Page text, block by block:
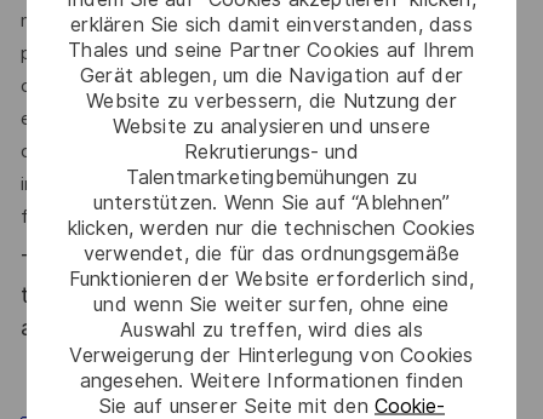
erklären Sie sich damit einverstanden, dass
Thales und seine Partner Cookies auf Ihrem
Gerät ablegen, um die Navigation auf der
Website zu verbessern, die Nutzung der
Website zu analysieren und unsere
Rekrutierungs- und
Talentmarketingbemühungen zu
unterstützen. Wenn Sie auf “Ablehnen”
klicken, werden nur die technischen Cookies
verwendet, die für das ordnungsgemäße
Funktionieren der Website erforderlich sind,
und wenn Sie weiter surfen, ohne eine
Auswahl zu treffen, wird dies als
Verweigerung der Hinterlegung von Cookies
angesehen. Weitere Informationen finden
Sie auf unserer Seite mit den Cookie-
navigation par satellite vous offrira l’opportunité de
participer activement à la conception de systèmes
complexes et stratégiques pour l’Europe, au sein d’un
environnement international et multiculturel. Vous
collaborerez avec de nombreux acteurs institutionnels et
industriels, et contribuerez à des projets d’envergure qui
façonnent l’avenir de la navigation par satellite.
Thales, entreprise Handi-Engagée, reconnait
tous les talents. La diversité est notre meilleur
atout. Postulez et rejoignez nous !